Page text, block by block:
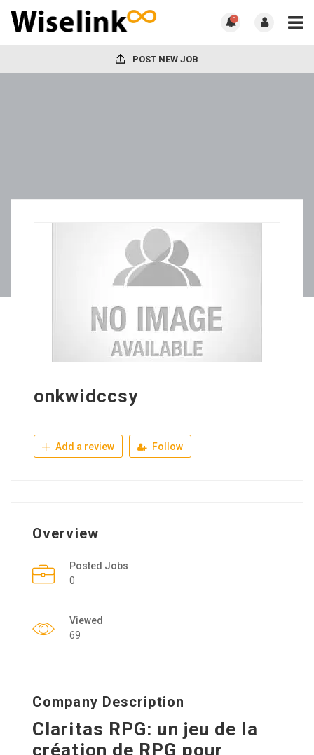
0
POST NEW JOB
onkwidccsy
Add a review Follow
Overview
Posted Jobs
0
Viewed
69
Company Description
Claritas RPG: un jeu de la
création de RPG pour